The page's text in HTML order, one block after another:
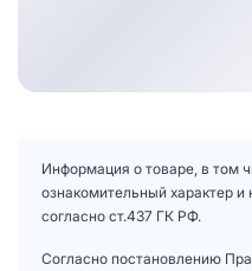
Информация о товаре, в том
ознакомительный характер и
согласно ст.437 ГК РФ.
Согласно постановлению